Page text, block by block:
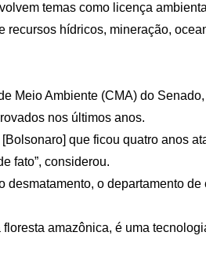
temas como licença
hídricos, mineração,
Meio Ambiente (CMA) do
nos últimos anos.
que ficou quatro anos
fato”, considerou.
o departamento
amazônica, é uma